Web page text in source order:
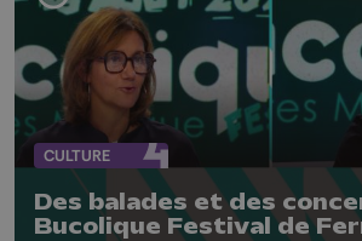
CULTURE
Des balades et des
Bucolique Festival de